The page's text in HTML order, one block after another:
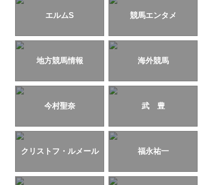
エルムS 競馬エンタメ
地方競馬情報 海外競馬
今村聖奈 武 豊
クリストフ・ルメール 福永祐一